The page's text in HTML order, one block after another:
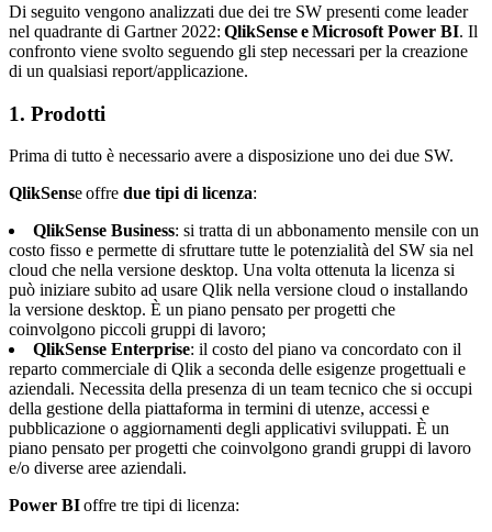
Di seguito vengono analizzati due dei tre SW presenti come leader
nel quadrante di Gartner 2022: QlikSense e Microsoft Power BI. Il
confronto viene svolto seguendo gli step necessari per la creazione
di un qualsiasi report/applicazione.
1. Prodotti
Prima di tutto è necessario avere a disposizione uno dei due SW.
QlikSense offre due tipi di licenza:
QlikSense Business: si tratta di un abbonamento mensile con un
costo fisso e permette di sfruttare tutte le potenzialità del SW sia nel
cloud che nella versione desktop. Una volta ottenuta la licenza si
può iniziare subito ad usare Qlik nella versione cloud o installando
la versione desktop. È un piano pensato per progetti che
coinvolgono piccoli gruppi di lavoro;
QlikSense Enterprise: il costo del piano va concordato con il
reparto commerciale di Qlik a seconda delle esigenze progettuali e
aziendali. Necessita della presenza di un team tecnico che si occupi
della gestione della piattaforma in termini di utenze, accessi e
pubblicazione o aggiornamenti degli applicativi sviluppati. È un
piano pensato per progetti che coinvolgono grandi gruppi di lavoro
e/o diverse aree aziendali.
Power BIoffre tre tipi di licenza: